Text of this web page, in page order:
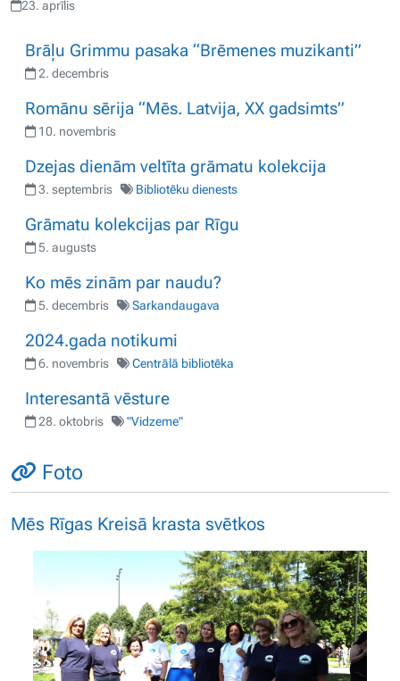
23. aprīlis
Brāļu Grimmu pasaka “Brēmenes muzikanti”
2. decembris
Romānu sērija “Mēs. Latvija, XX gadsimts”
10. novembris
Dzejas dienām veltīta grāmatu kolekcija
3. septembris Bibliotēku dienests
Grāmatu kolekcijas par Rīgu
5. augusts
Ko mēs zinām par naudu?
5. decembris Sarkandaugava
2024.gada notikumi
6. novembris Centrālā bibliotēka
Interesantā vēsture
28. oktobris "Vidzeme"
Foto
Mēs Rīgas Kreisā krasta svētkos